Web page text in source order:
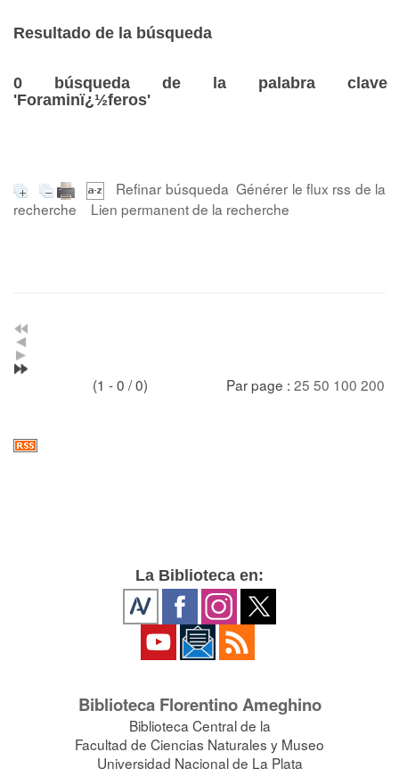
Resultado de la búsqueda
0 búsqueda de la palabra clave
'Foraminï¿½feros'
Refinar búsqueda Générer le flux rss de la
recherche
Lien permanent de la recherche
(1 - 0 / 0) Par page : 25 50 100 200
La Biblioteca en:
Biblioteca Florentino Ameghino
Biblioteca Central de la
Facultad de Ciencias Naturales y Museo
Universidad Nacional de La Plata